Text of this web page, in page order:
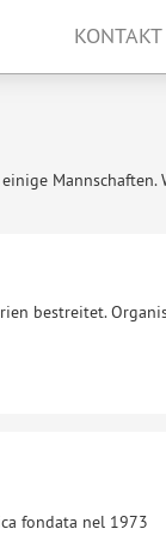
KONTAKT
Mannschaften.
bestreitet.
fondata nel 1973